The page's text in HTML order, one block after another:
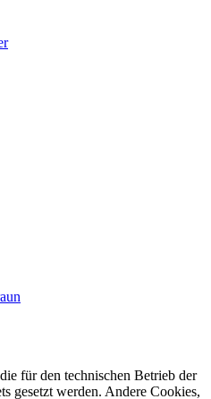
für den technischen Betrieb der
gesetzt werden. Andere Cookies,